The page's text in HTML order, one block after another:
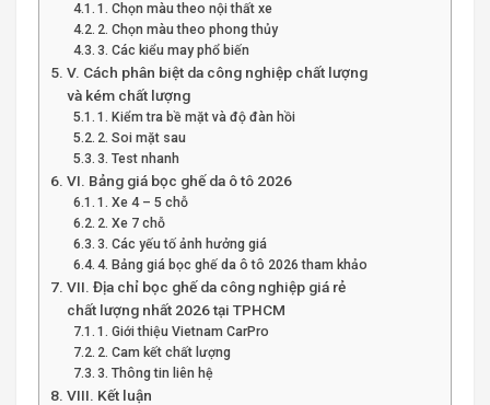
1. Chọn màu theo nội thất xe
2. Chọn màu theo phong thủy
3. Các kiểu may phổ biến
V. Cách phân biệt da công nghiệp chất lượng
và kém chất lượng
1. Kiểm tra bề mặt và độ đàn hồi
2. Soi mặt sau
3. Test nhanh
VI. Bảng giá bọc ghế da ô tô 2026
1. Xe 4 – 5 chỗ
2. Xe 7 chỗ
3. Các yếu tố ảnh hưởng giá
4. Bảng giá bọc ghế da ô tô 2026 tham khảo
VII. Địa chỉ bọc ghế da công nghiệp giá rẻ
chất lượng nhất 2026 tại TPHCM
1. Giới thiệu Vietnam CarPro
2. Cam kết chất lượng
3. Thông tin liên hệ
VIII. Kết luận